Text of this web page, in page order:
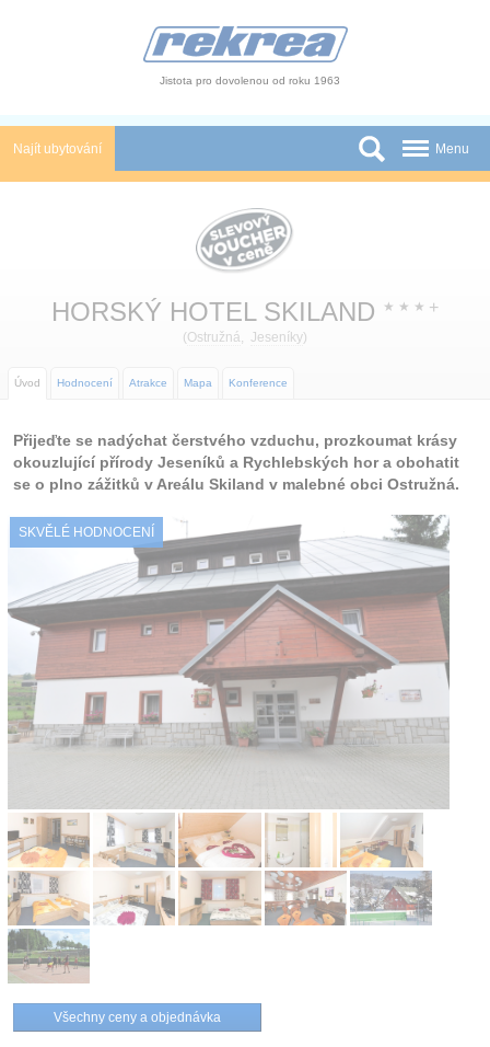
Jistota pro dovolenou od roku 1963
Najít ubytování
Novinky
O nás
Kontakt
Menu
HORSKÝ HOTEL SKILAND ★ ★ ★ +
(Ostružná, Jeseníky)
Úvod Hodnocení Atrakce Mapa Konference
Přijeďte se nadýchat čerstvého vzduchu, prozkoumat krásy
okouzlující přírody Jeseníků a Rychlebských hor a obohatit
se o plno zážitků v Areálu Skiland v malebné obci Ostružná.
SKVĚLÉ HODNOCENÍ
Všechny ceny a objednávka